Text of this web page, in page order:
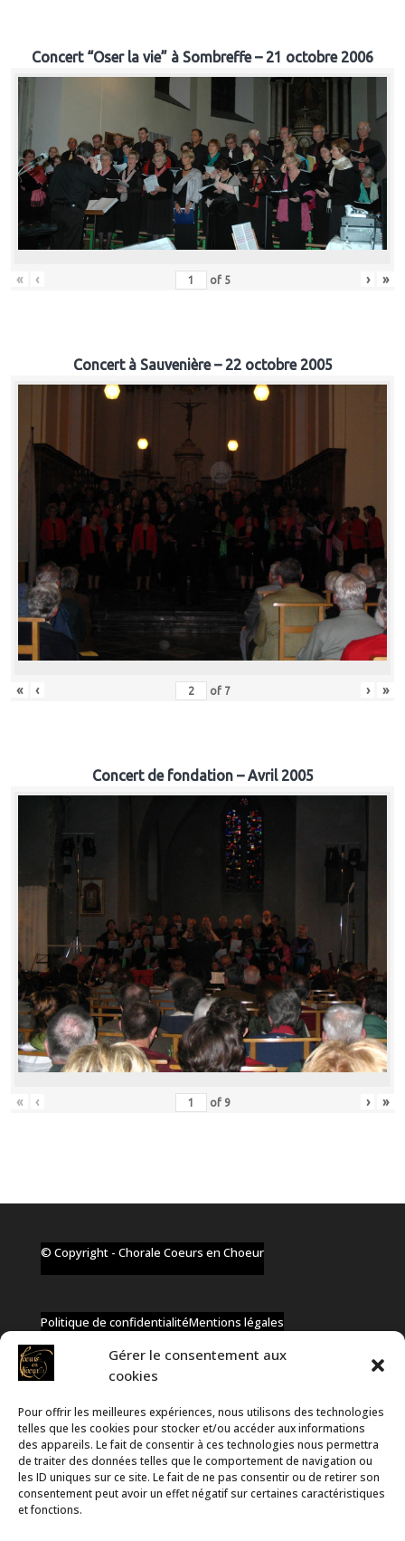
Gérer le consentement aux
cookies
Pour offrir les meilleures expériences, nous utilisons des technologies
telles que les cookies pour stocker et/ou accéder aux informations
des appareils. Le fait de consentir à ces technologies nous permettra
de traiter des données telles que le comportement de navigation ou
les ID uniques sur ce site. Le fait de ne pas consentir ou de retirer son
consentement peut avoir un effet négatif sur certaines caractéristiques
et fonctions.
Concert “Oser la vie” à Sombreffe – 21 octobre 2006
« ‹ of 5 › »
Concert à Sauvenière – 22 octobre 2005
« ‹ of 7 › »
Concert de fondation – Avril 2005
« ‹ of 9 › »
© Copyright - Chorale Coeurs en Choeur
Politique de confidentialitéMentions légales
✆ +32 477 91 58 46
✉ infos@coeurs-en-choeur.be
Toute proposition de partenariat en développement sera